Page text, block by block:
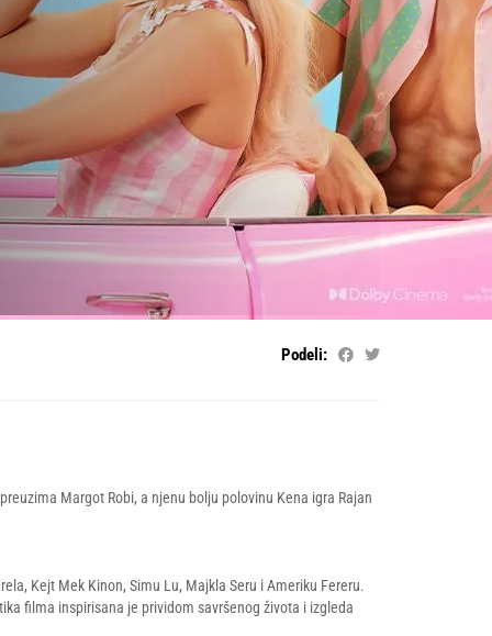
Podeli:
Margot Robi, a njenu bolju polovinu Kena igra Rajan
Kejt Mek Kinon, Simu Lu, Majkla Seru i Ameriku Fereru.
filma inspirisana je prividom savršenog života i izgleda